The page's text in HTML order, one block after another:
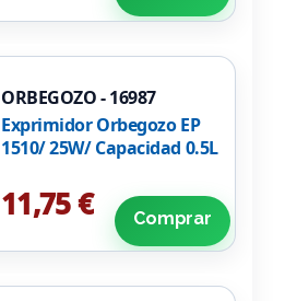
ORBEGOZO - 16987
Exprimidor Orbegozo EP
1510/ 25W/ Capacidad 0.5L
11,75 € Comprar